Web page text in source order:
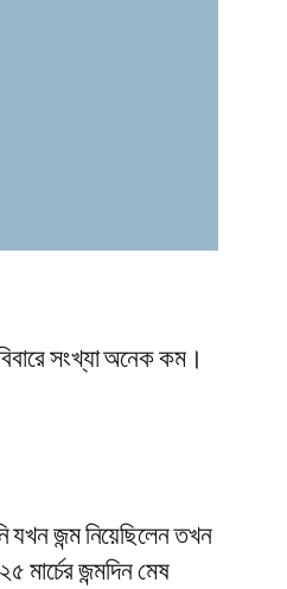
সংখ্যা অনেক কম।
জন্ম নিয়েছিলেন তখন
মার্চের জন্মদিন মেষ